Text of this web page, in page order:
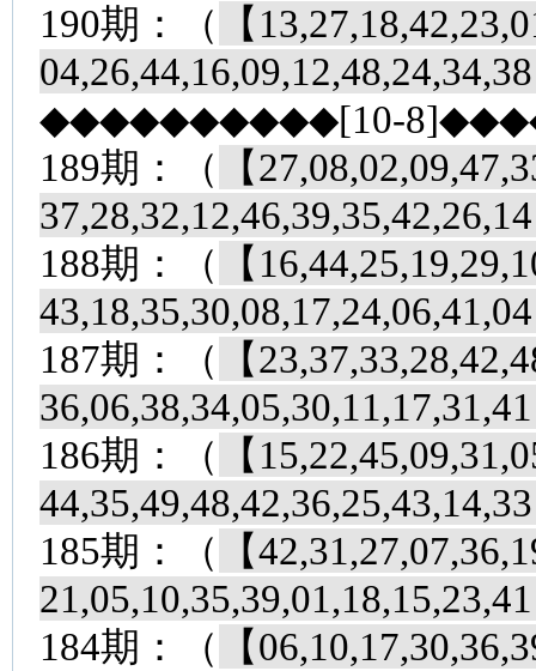
190期：（
【
◆◆◆◆◆◆◆◆◆◆[10-
189期：（
【
188期：（
【
187期：（
【
186期：（
【
185期：（
【
184期：（
【